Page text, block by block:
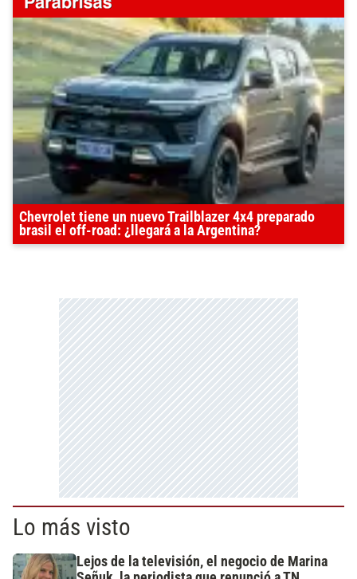
Chevrolet tiene un nuevo Trailblazer 4x4 preparado
brasil el off-road: ¿llegará a la Argentina?
Lo más visto
Lejos de la televisión, el negocio de Marina